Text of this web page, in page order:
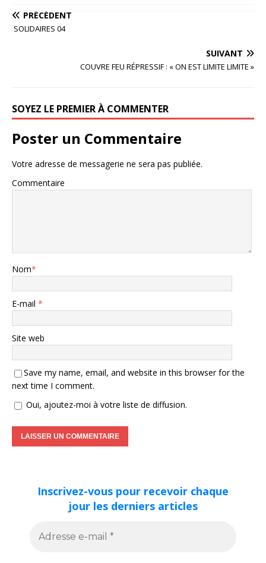
PRÉCÉDENT
SOLIDAIRES 04
SUIVANT
COUVRE FEU RÉPRESSIF : « ON EST LIMITE LIMITE »
SOYEZ LE PREMIER À COMMENTER
Poster un Commentaire
Votre adresse de messagerie ne sera pas publiée.
Commentaire
Nom*
E-mail *
Site web
Save my name, email, and website in this browser for the
next time I comment.
Oui, ajoutez-moi à votre liste de diffusion.
Inscrivez-vous pour recevoir chaque
jour les derniers articles